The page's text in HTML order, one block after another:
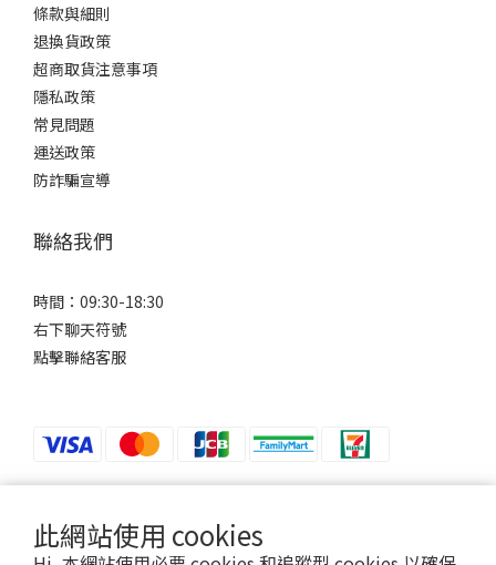
此網站使用 cookies
條款與細則
退換貨政策
超商取貨注意事項
隱私政策
常見問題
運送政策
防詐騙宣導
聯絡我們
時間：09:30-18:30
右下聊天符號
點擊聯絡客服
若接到可疑電話，請洽詢165反詐騙專線。